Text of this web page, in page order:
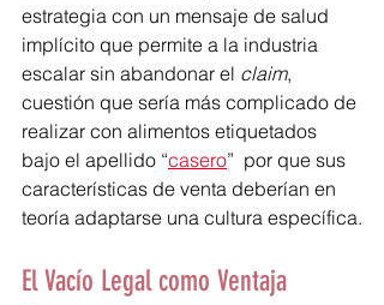
estrategia con un mensaje de salud
implícito que permite a la industria
escalar sin abandonar el claim,
cuestión que sería más complicado de
realizar con alimentos etiquetados
bajo el apellido “casero”  por que sus
características de venta deberían en
teoría adaptarse una cultura específica.
El Vacío Legal como Ventaja